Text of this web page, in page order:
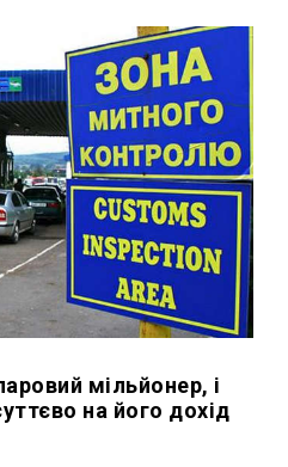
мільйонер, і
на його дохід